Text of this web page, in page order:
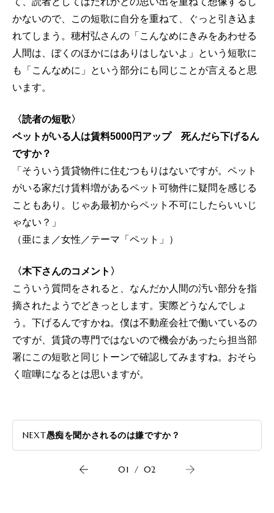
かないので、この短歌に自分を重ねて、ぐっと引き込ま
れてしまう。穂村弘さんの「こんなめにきみをあわせる
人間は、ぼくのほかにはありはしないよ」という短歌に
も「こんなめに」という部分にも同じことが言えると思
います。
〈読者の短歌〉
ペットがいる人は賃料5000円アップ 死んだら下げるん
ですか？
「そういう賃貸物件に住むつもりはないですが。ペット
がいる家だけ賃料増があるペット可物件に疑問を感じる
こともあり。じゃあ最初からペット不可にしたらいいじ
ゃない？」
（亜にま／女性／テーマ「ペット」）
〈木下さんのコメント〉
こういう質問をされると、なんだか人間の汚い部分を指
摘されたようでどきっとします。実際どうなんでしょ
う。下げるんですかね。僕は不動産会社で働いているの
ですが、賃貸の専門ではないので機会があったら担当部
署にこの短歌と同じトーンで確認してみますね。おそら
く喧嘩になるとは思いますが。
NEXT愚痴を聞かされるのは嫌ですか？
01 / 02